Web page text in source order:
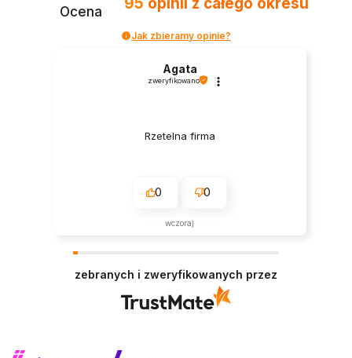
Ocena
95 opinii z całego okresu
Jak zbieramy opinie?
Agata
zweryfikowano
Rzetelna firma
0 0
wczoraj
zebranych i zweryfikowanych przez